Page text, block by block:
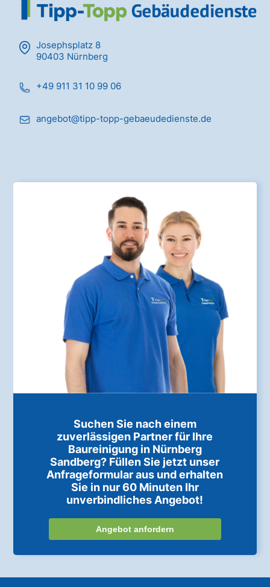
Josephsplatz 8
90403 Nürnberg
+49 911 31 10 99 06
angebot@tipp-topp-gebaeudedienste.de
Suchen Sie nach einem
zuverlässigen Partner für Ihre
Baureinigung in Nürnberg
Sandberg? Füllen Sie jetzt unser
Anfrageformular aus und erhalten
Sie in nur 60 Minuten Ihr
unverbindliches Angebot!
Angebot anfordern